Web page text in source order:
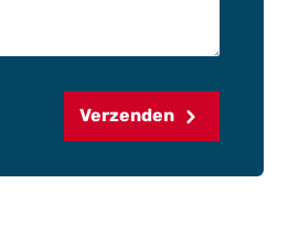
Verzenden